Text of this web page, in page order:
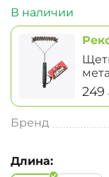
В наличии
‍249‍
Бренд
Длина: